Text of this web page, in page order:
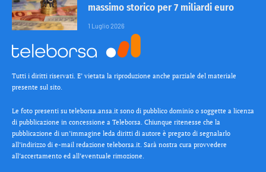
massimo storico per 7 miliardi euro
1 Luglio 2026
Tutti i diritti riservati. E’ vietata la riproduzione anche parziale del materiale
presente sul sito.
Le foto presenti su teleborsa.ansa.it sono di pubblico dominio o soggette a licenza
di pubblicazione in concessione a Teleborsa. Chiunque ritenesse che la
pubblicazione di un’immagine leda diritti di autore è pregato di segnalarlo
all’indirizzo di e-mail redazione teleborsa.it. Sarà nostra cura provvedere
all’accertamento ed all’eventuale rimozione.